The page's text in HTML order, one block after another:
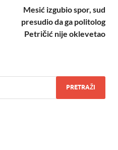
Mesić izgubio spor, sud
presudio da ga politolog
Petričić nije oklevetao